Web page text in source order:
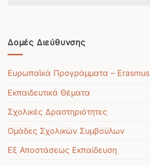
Δομές Διεύθυνσης
Ευρωπαϊκά Προγράμματα – Erasmus
Εκπαιδευτικά Θέματα
Σχολικές Δραστηριότητες
Ομάδες Σχολικών Συμβούλων
Εξ Αποστάσεως Εκπαίδευση